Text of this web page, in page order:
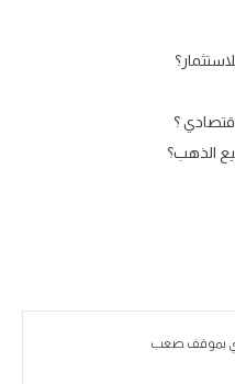
؟
الذهب؟
بموقف صعب